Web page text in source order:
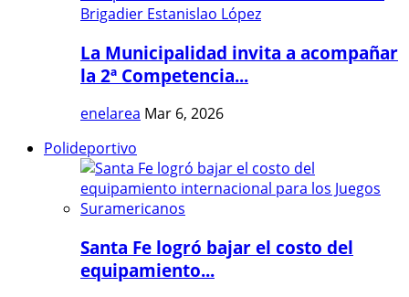
La Municipalidad invita a acompañar
la 2ª Competencia...
enelarea Mar 6, 2026
Polideportivo
Santa Fe logró bajar el costo del
equipamiento...